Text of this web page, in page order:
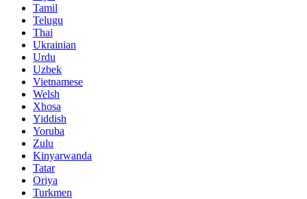
Tamil
Telugu
Thai
Ukrainian
Urdu
Uzbek
Vietnamese
Welsh
Xhosa
Yiddish
Yoruba
Zulu
Kinyarwanda
Tatar
Oriya
Turkmen